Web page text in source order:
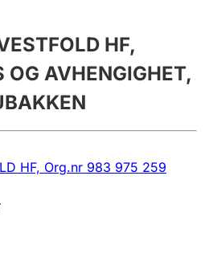
HF,
OG AVHENGIGHET,
HF, Org.nr 983 975 259